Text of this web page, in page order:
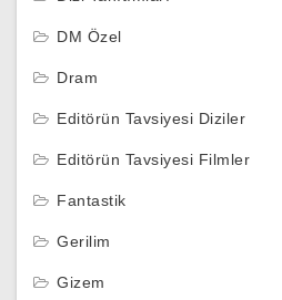
DM Özel
Dram
Editörün Tavsiyesi Diziler
Editörün Tavsiyesi Filmler
Fantastik
Gerilim
Gizem